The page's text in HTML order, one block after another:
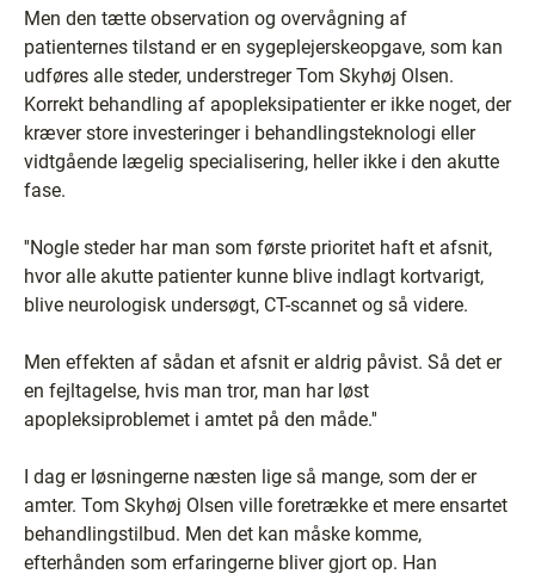
Men den tætte observation og overvågning af
patienternes tilstand er en sygeplejerskeopgave, som kan
udføres alle steder, understreger Tom Skyhøj Olsen.
Korrekt behandling af apopleksipatienter er ikke noget, der
kræver store investeringer i behandlingsteknologi eller
vidtgående lægelig specialisering, heller ikke i den akutte
fase.
''Nogle steder har man som første prioritet haft et afsnit,
hvor alle akutte patienter kunne blive indlagt kortvarigt,
blive neurologisk undersøgt, CT-scannet og så videre.
Men effekten af sådan et afsnit er aldrig påvist. Så det er
en fejltagelse, hvis man tror, man har løst
apopleksiproblemet i amtet på den måde.''
I dag er løsningerne næsten lige så mange, som der er
amter. Tom Skyhøj Olsen ville foretrække et mere ensartet
behandlingstilbud. Men det kan måske komme,
efterhånden som erfaringerne bliver gjort op. Han